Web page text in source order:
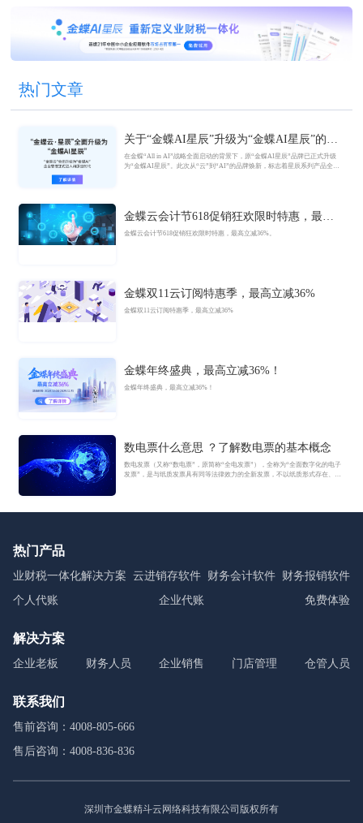
热门文章
关于“金蝶AI星辰”升级为“金蝶AI星辰”的官
方公告
在金蝶“All in AI”战略全面启动的背景下，原“金蝶AI星辰”品牌已正式升级
为“金蝶AI星辰”。此次从“云”到“AI”的品牌焕新，标志着星辰系列产品全面
金蝶云会计节618促销狂欢限时特惠，最高
立减36%
金蝶云会计节618促销狂欢限时特惠，最高立减36%。
金蝶双11云订阅特惠季，最高立减36%
金蝶双11云订阅特惠季，最高立减36%
金蝶年终盛典，最高立减36%！
金蝶年终盛典，最高立减36%！
数电票什么意思 ？了解数电票的基本概念
数电发票（又称“数电票”，原简称“全电发票”），全称为“全面数字化的电子
发票”，是与纸质发票具有同等法律效力的全新发票，不以纸质形式存在、不
热门产品
业财税一体化解决方案 云进销存软件 财务会计软件 财务报销软件
个人代账
企业代账 免费体验
解决方案
企业老板 财务人员 企业销售 门店管理 仓管人员
联系我们
售前咨询：4008-805-666
售后咨询：4008-836-836
深圳市金蝶精斗云网络科技有限公司版权所有